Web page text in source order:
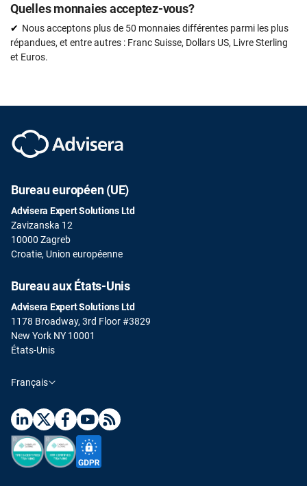
Quelles monnaies acceptez-vous?
Nous acceptons plus de 50 monnaies différentes parmi les plus
répandues, et entre autres : Franc Suisse, Dollars US, Livre Sterling
et Euros.
Bureau européen (UE)
Advisera Expert Solutions Ltd
Zavizanska 12
10000 Zagreb
Croatie, Union européenne
Bureau aux États-Unis
Advisera Expert Solutions Ltd
1178 Broadway, 3rd Floor #3829
New York NY 10001
États-Unis
Français